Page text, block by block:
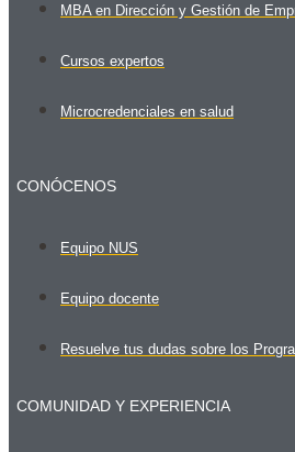
MBA en Dirección y Gestión de
Cursos expertos
Microcredenciales en salud
CONÓCENOS
Equipo NUS
Equipo docente
Resuelve tus dudas sobre los
COMUNIDAD Y EXPERIENCIA